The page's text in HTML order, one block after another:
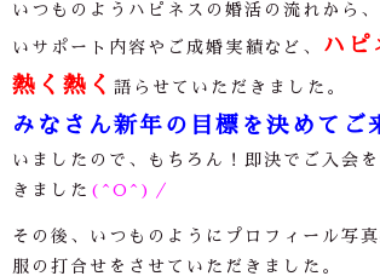
いつものようハピネスの婚活の流れから
いサポート内容やご成婚実績など、
ハピ
熱く熱く 語らせていただきました。
みなさん新年の目標を決めてご
いましたので、もちろん！即決でご入会
きました (^O^)／
その後、いつものようにプロフィール写
服の打合せをさせていただきました。